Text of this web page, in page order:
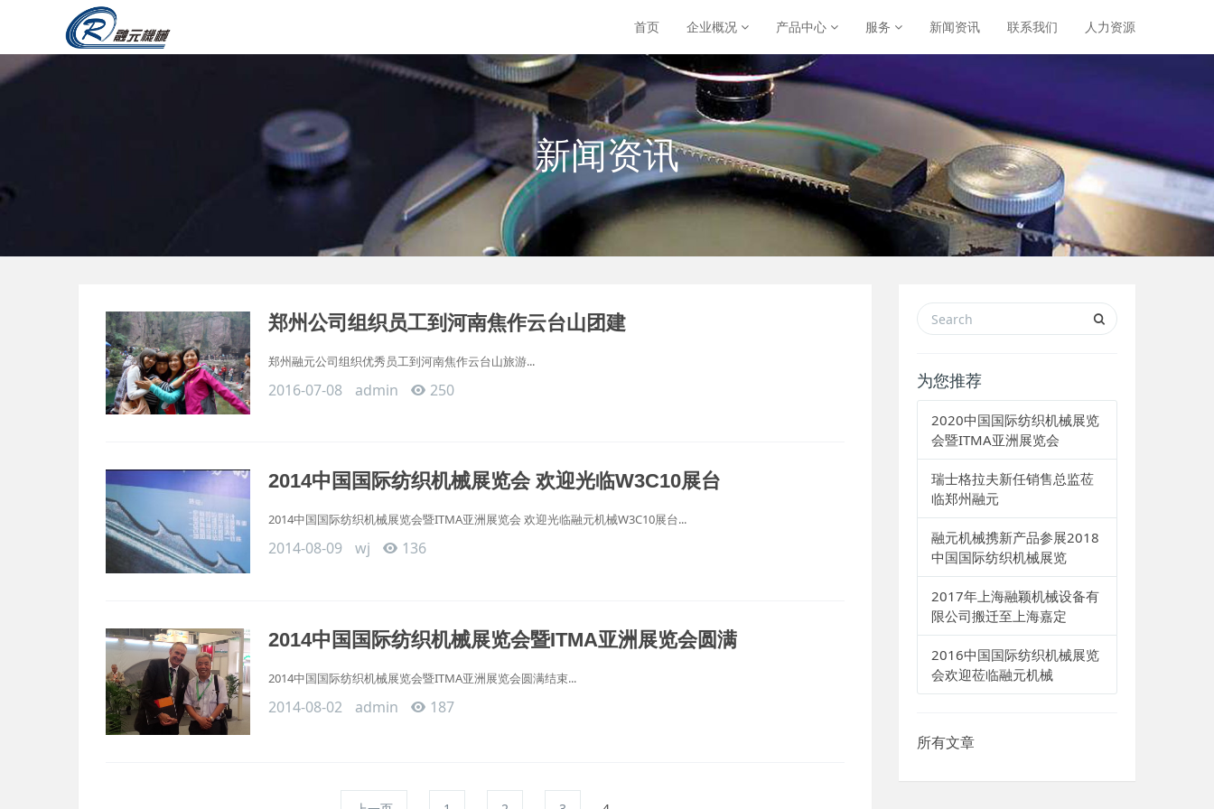
首页 企业概况 产品中心 服务 新闻资讯 联系我们 人力资源
新闻资讯
郑州公司组织员工到河南焦作云台山团建
郑州融元公司组织优秀员工到河南焦作云台山旅游...
2016-07-08 admin 250
2014中国国际纺织机械展览会 欢迎光临W3C10展台
2014中国国际纺织机械展览会暨ITMA亚洲展览会 欢迎光临融元机械W3C10展台...
2014-08-09 wj 136
2014中国国际纺织机械展览会暨ITMA亚洲展览会圆满
2014中国国际纺织机械展览会暨ITMA亚洲展览会圆满结束...
2014-08-02 admin 187
为您推荐
2020中国国际纺织机械展览
会暨ITMA亚洲展览会
瑞士格拉夫新任销售总监莅
临郑州融元
融元机械携新产品参展2018
中国国际纺织机械展览
2017年上海融颖机械设备有
限公司搬迁至上海嘉定
2016中国国际纺织机械展览
会欢迎莅临融元机械
所有文章